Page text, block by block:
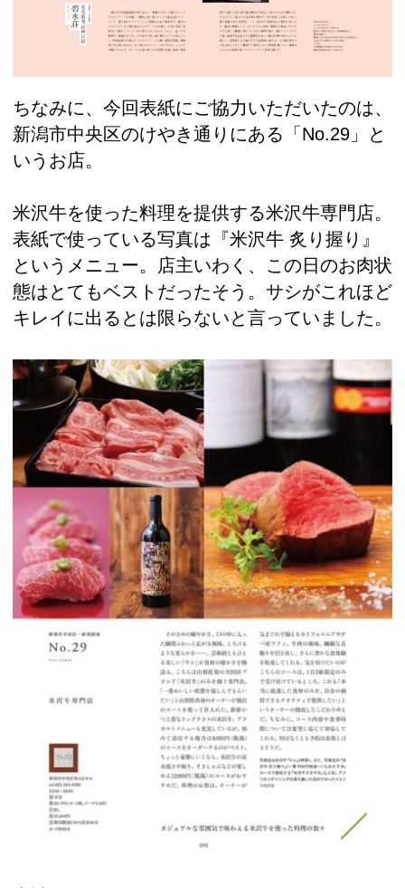
ちなみに、今回表紙にご協力いただいたのは、
新潟市中央区のけやき通りにある「No.29」と
いうお店。
米沢牛を使った料理を提供する米沢牛専門店。
表紙で使っている写真は『米沢牛 炙り握り』
というメニュー。店主いわく、この日のお肉状
態はとてもベストだったそう。サシがこれほど
キレイに出るとは限らないと言っていました。